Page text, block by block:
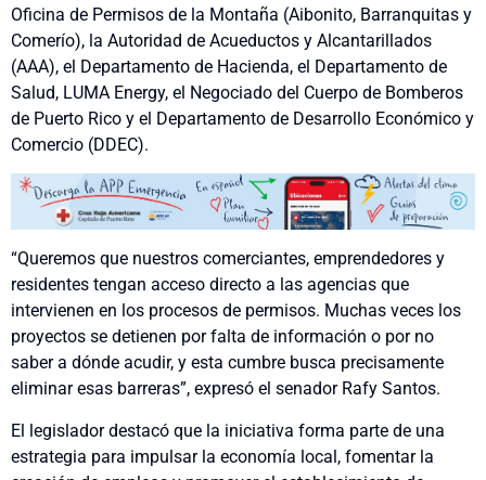
Oficina de Permisos de la Montaña (Aibonito, Barranquitas y
Comerío), la Autoridad de Acueductos y Alcantarillados
(AAA), el Departamento de Hacienda, el Departamento de
Salud, LUMA Energy, el Negociado del Cuerpo de Bomberos
de Puerto Rico y el Departamento de Desarrollo Económico y
Comercio (DDEC).
“Queremos que nuestros comerciantes, emprendedores y
residentes tengan acceso directo a las agencias que
intervienen en los procesos de permisos. Muchas veces los
proyectos se detienen por falta de información o por no
saber a dónde acudir, y esta cumbre busca precisamente
eliminar esas barreras”, expresó el senador Rafy Santos.
El legislador destacó que la iniciativa forma parte de una
estrategia para impulsar la economía local, fomentar la